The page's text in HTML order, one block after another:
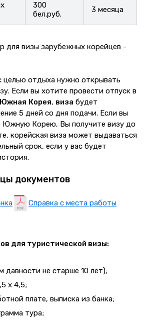
300
бел.руб.
3 месяца
для визы зарубежных корейцев -
целью отдыха нужно открывать
Если вы хотите провести отпуск в
Южная Корея, виза будет
5 дней со дня подачи. Если вы
Южную Корею, Вы получите визу до
корейская виза может выдаваться
срок, если у вас будет
документов
Справка с места работы
для туристической визы:
давности не старше 10 лет);
х 4,5;
плате, выписка из банка;
тура;